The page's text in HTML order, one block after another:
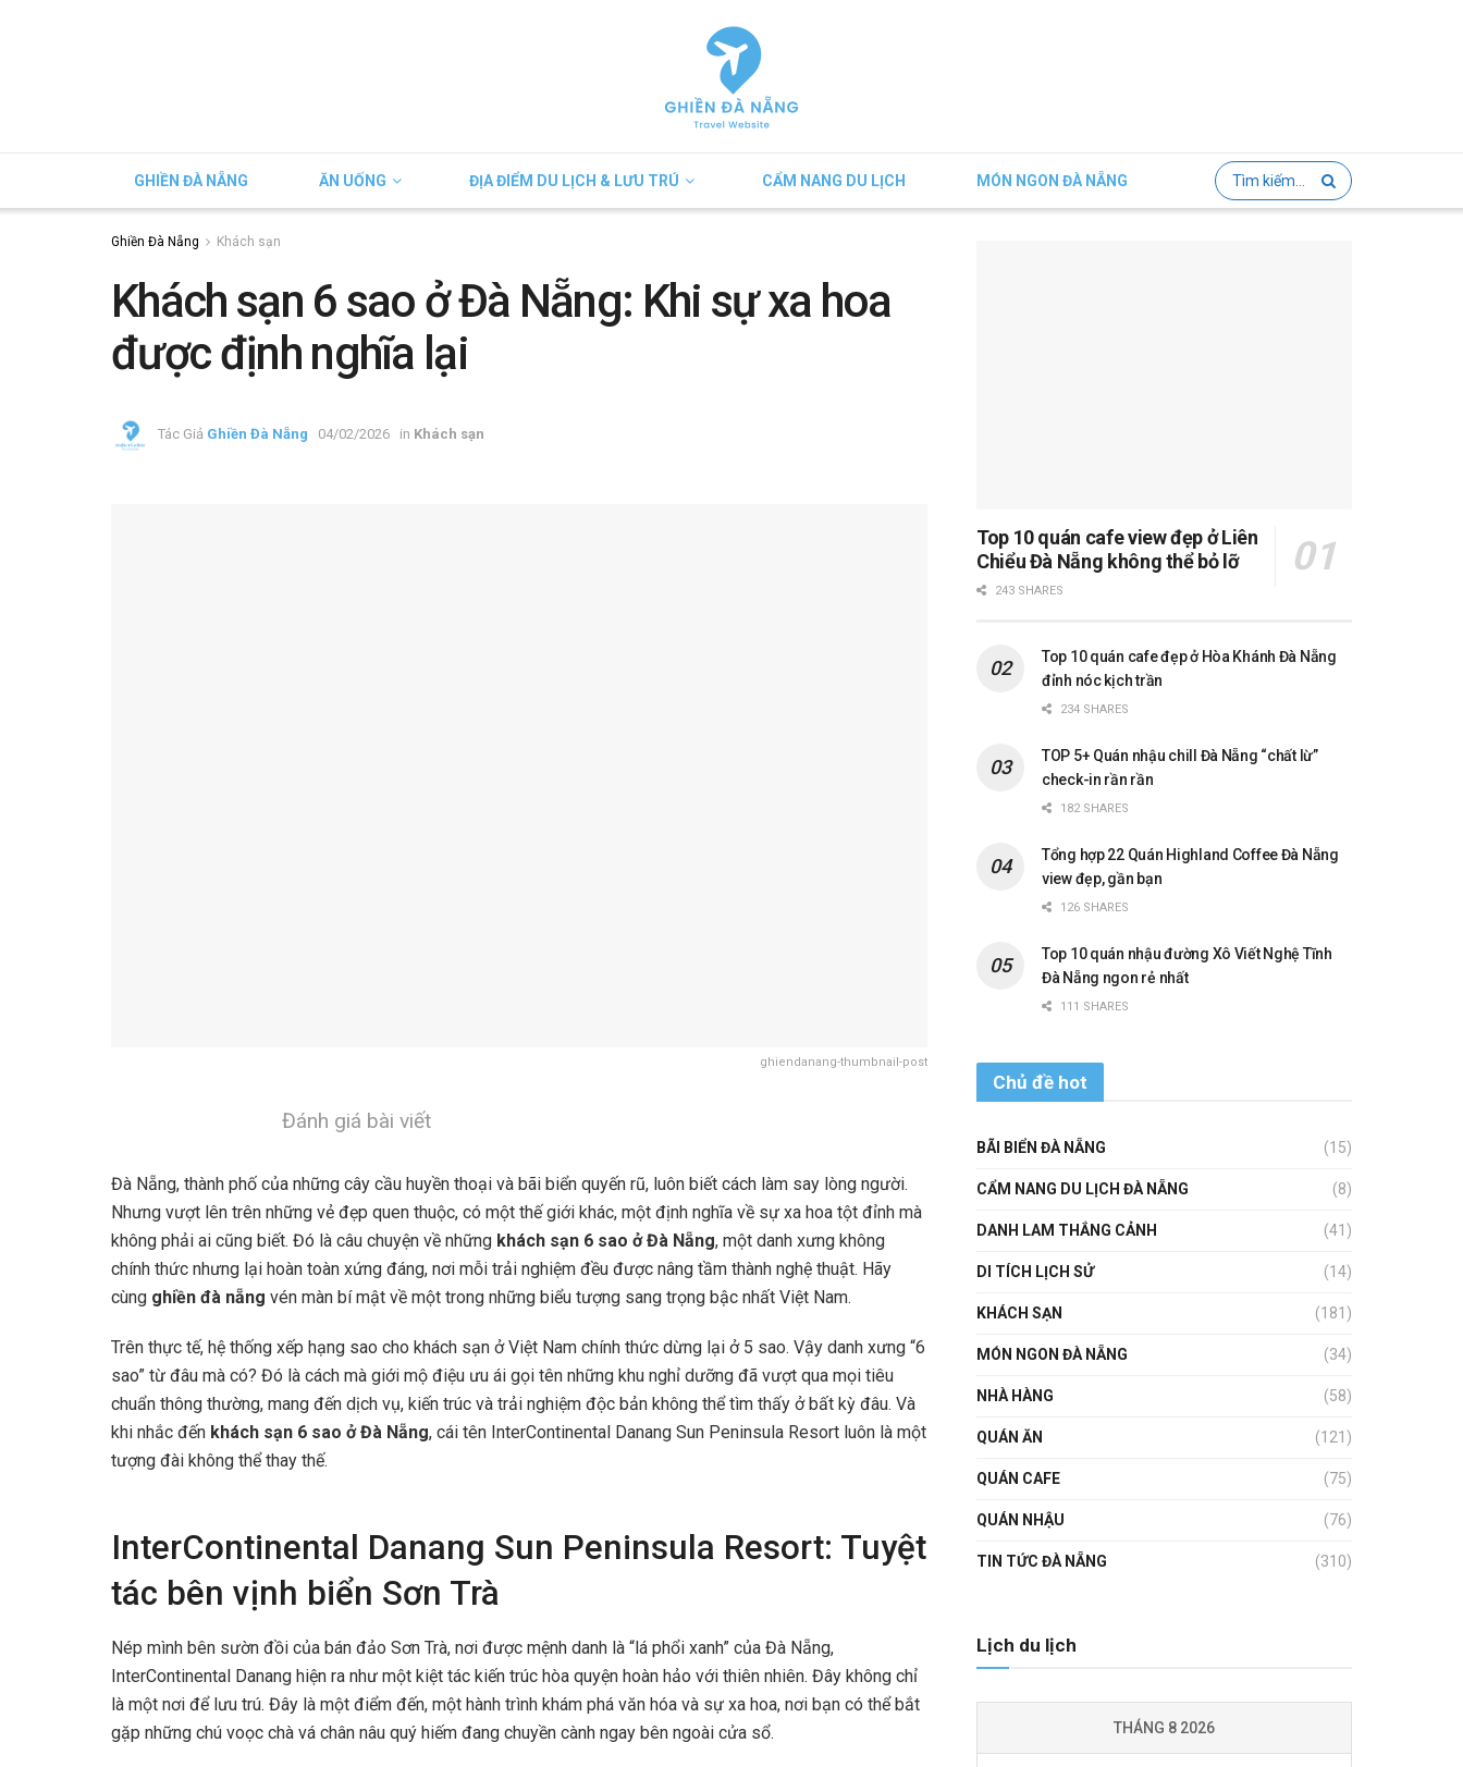
GHIỀN ĐÀ NẴNG ĂN UỐNG ĐỊA ĐIỂM DU LỊCH & LƯU TRÚ CẨM NANG DU LỊCH MÓN NGON ĐÀ NẴNG
Ghiền Đà Nẵng Khách sạn
Khách sạn 6 sao ở Đà Nẵng: Khi sự xa hoa
được định nghĩa lại
Tác Giả Ghiền Đà Nẵng 04/02/2026 in Khách sạn
ghiendanang-thumbnail-post
Đánh giá bài viết
Đà Nẵng, thành phố của những cây cầu huyền thoại và bãi biển quyến rũ, luôn biết cách làm say lòng người.
Nhưng vượt lên trên những vẻ đẹp quen thuộc, có một thế giới khác, một định nghĩa về sự xa hoa tột đỉnh mà
không phải ai cũng biết. Đó là câu chuyện về những khách sạn 6 sao ở Đà Nẵng, một danh xưng không
chính thức nhưng lại hoàn toàn xứng đáng, nơi mỗi trải nghiệm đều được nâng tầm thành nghệ thuật. Hãy
cùng ghiền đà nẵng vén màn bí mật về một trong những biểu tượng sang trọng bậc nhất Việt Nam.
Trên thực tế, hệ thống xếp hạng sao cho khách sạn ở Việt Nam chính thức dừng lại ở 5 sao. Vậy danh xưng “6
sao” từ đâu mà có? Đó là cách mà giới mộ điệu ưu ái gọi tên những khu nghỉ dưỡng đã vượt qua mọi tiêu
chuẩn thông thường, mang đến dịch vụ, kiến trúc và trải nghiệm độc bản không thể tìm thấy ở bất kỳ đâu. Và
khi nhắc đến khách sạn 6 sao ở Đà Nẵng, cái tên InterContinental Danang Sun Peninsula Resort luôn là một
tượng đài không thể thay thế.
InterContinental Danang Sun Peninsula Resort: Tuyệt
tác bên vịnh biển Sơn Trà
Nép mình bên sườn đồi của bán đảo Sơn Trà, nơi được mệnh danh là “lá phổi xanh” của Đà Nẵng,
InterContinental Danang hiện ra như một kiệt tác kiến trúc hòa quyện hoàn hảo với thiên nhiên. Đây không chỉ
là một nơi để lưu trú. Đây là một điểm đến, một hành trình khám phá văn hóa và sự xa hoa, nơi bạn có thể bắt
gặp những chú voọc chà vá chân nâu quý hiếm đang chuyền cành ngay bên ngoài cửa sổ.
Top 10 quán cafe view đẹp ở Liên
Chiểu Đà Nẵng không thể bỏ lỡ
243 SHARES
Top 10 quán cafe đẹp ở Hòa Khánh Đà Nẵng
đỉnh nóc kịch trần
234 SHARES
TOP 5+ Quán nhậu chill Đà Nẵng “chất lừ”
check-in rần rần
182 SHARES
Tổng hợp 22 Quán Highland Coffee Đà Nẵng
view đẹp, gần bạn
126 SHARES
Top 10 quán nhậu đường Xô Viết Nghệ Tĩnh
Đà Nẵng ngon rẻ nhất
111 SHARES
Chủ đề hot
BÃI BIỂN ĐÀ NẴNG (15)
CẨM NANG DU LỊCH ĐÀ NẴNG (8)
DANH LAM THẮNG CẢNH (41)
DI TÍCH LỊCH SỬ (14)
KHÁCH SẠN (181)
MÓN NGON ĐÀ NẴNG (34)
NHÀ HÀNG (58)
QUÁN ĂN (121)
QUÁN CAFE (75)
QUÁN NHẬU (76)
TIN TỨC ĐÀ NẴNG (310)
Lịch du lịch
THÁNG 8 2026